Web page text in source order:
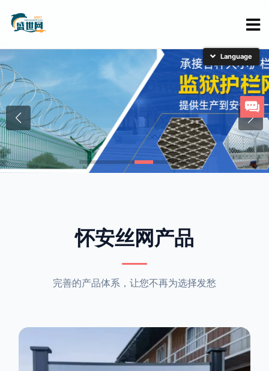
怀安丝网产品
完善的产品体系，让您不再为选择发愁
简体中文
English
日本語
한국어